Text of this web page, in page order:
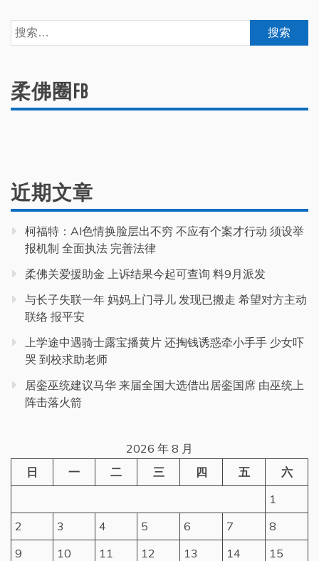
搜
索：
柔佛圈FB
近期文章
柯福特：AI色情换脸层出不穷 不应有个案才行动 须设举
报机制 全面执法 完善法律
柔佛关爱援助金 上诉结果今起可查询 料9月派发
与长子失联一年 妈妈上门寻儿 发现已搬走 希望对方主动
联络 报平安
上学途中遇骑士露宝播黄片 还掏钱诱惑牵小手手 少女吓
哭 到校求助老师
居銮巫统建议马华 来届全国大选借出居銮国席 由巫统上
阵击落火箭
2026 年 8 月
日
一 二 三 四 五
六
1
2
3 4 5 6 7
8
9
10 11 12 13 14
15